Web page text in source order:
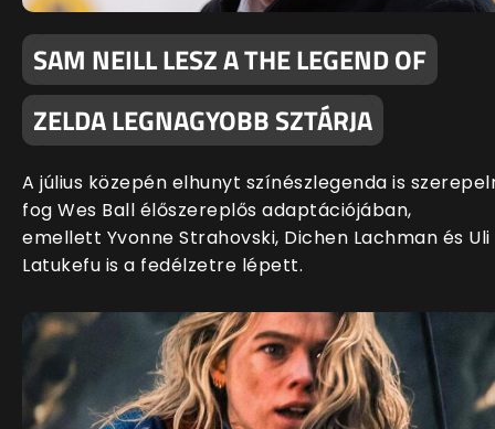
SAM NEILL LESZ A THE LEGEND OF
ZELDA LEGNAGYOBB SZTÁRJA
A július közepén elhunyt színészlegenda is
fog Wes Ball élőszereplős adaptációjában,
emellett Yvonne Strahovski, Dichen Lachman és Uli
Latukefu is a fedélzetre lépett.